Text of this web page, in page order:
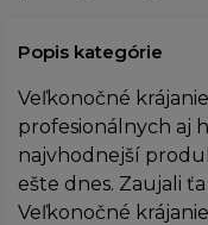
Popis kategórie
Veľkonočné
profesionálnych aj
najvhodnejší
ešte dnes. Zaujali
Veľkonočné